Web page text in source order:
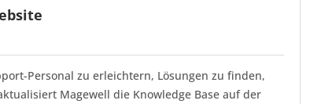
Personal zu erleichtern, Lösungen zu finden,
Magewell die Knowledge Base auf der